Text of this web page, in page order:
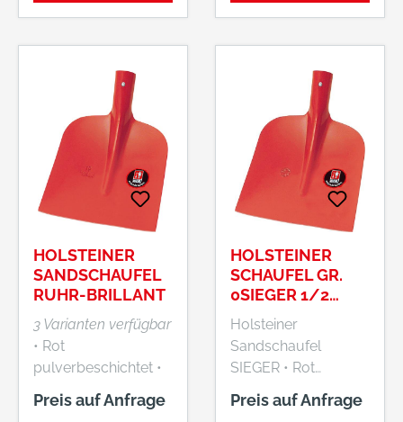
Idealspaten-Bredt
GmbH & Co.KG,
Goethestr. 27, 58313
Herdecke, DE,
+492330601101,
vlasic@idealspaten.c
HOLSTEINER
SANDSCHAUFEL
RUHR-BRILLANT
3 Varianten verfügbar
• Rot
pulverbeschichtet •
Spezial gehärtet
Preis auf Anfrage
HOLSTEINER
SCHAUFEL GR.
0SIEGER 1/2
GEHOBEN
Holsteiner
Sandschaufel
SIEGER • Rot
pulverbeschichtet,
gehärtet Lieferung:
Preis auf Anfrage